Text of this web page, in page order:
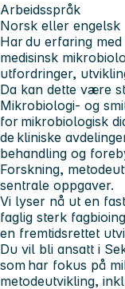
Arbeidsspråk
Norsk eller engelsk
Har du erfaring
medisinsk
utfordringer,
Da kan dette være
Mikrobiologi- og
for mikrobiologisk
de kliniske
behandling og
Forskning,
sentrale oppgaver.
Vi lyser nå ut en
faglig sterk
en fremtidsrettet
Du vil bli ansatt i
som har fokus på
metodeutvikling,